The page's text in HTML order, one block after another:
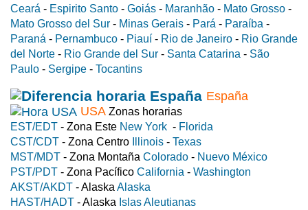
Ceará - Espirito Santo - Goiás - Maranhão - Mato Grosso -
Mato Grosso del Sur - Minas Gerais - Pará - Paraíba -
Paraná - Pernambuco - Piauí - Rio de Janeiro - Rio Grande
del Norte - Rio Grande del Sur - Santa Catarina - São
Paulo - Sergipe - Tocantins
España
USA Zonas horarias
EST/EDT - Zona Este New York - Florida
CST/CDT - Zona Centro Illinois - Texas
MST/MDT - Zona Montaña Colorado - Nuevo México
PST/PDT - Zona Pacífico California - Washington
AKST/AKDT - Alaska Alaska
HAST/HADT - Alaska Islas Aleutianas